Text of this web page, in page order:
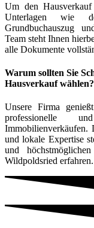
Um den
Unterlagen wie
Grundbuchauszug
Team steht Ihnen
alle Dokumente
Warum sollten Sie
Hausverkauf wählen?
Unsere Firma
professionelle
Immobilienverkäufen.
und lokale Expertise
und
Wildpoldsried erfahren.